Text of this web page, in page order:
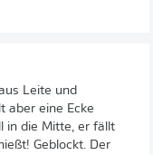
Leite und
aber eine Ecke
in die Mitte, er fällt
Geblockt. Der